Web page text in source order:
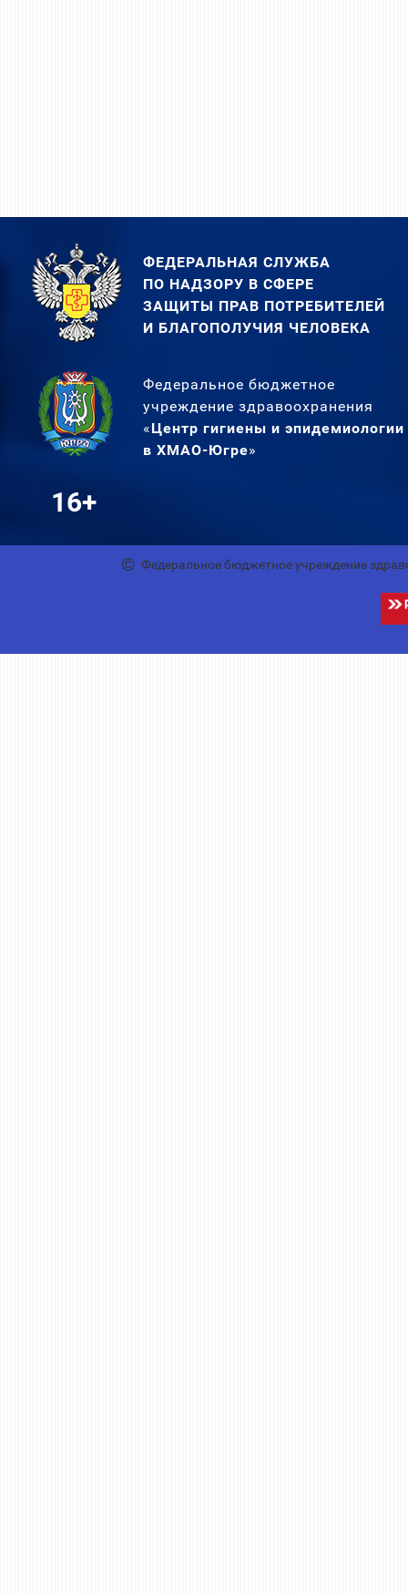
ФЕДЕРАЛЬНАЯ СЛУЖБА
ПО НАДЗОРУ В СФЕРЕ
ЗАЩИТЫ ПРАВ ПОТРЕБИТЕЛЕЙ
И БЛАГОПОЛУЧИЯ ЧЕЛОВЕКА
Федеральное бюджетное
учреждение здравоохранения
«Центр гигиены и эпидемиологии
в ХМАО-Югре»
16+
Федеральное бюджетное учреждение